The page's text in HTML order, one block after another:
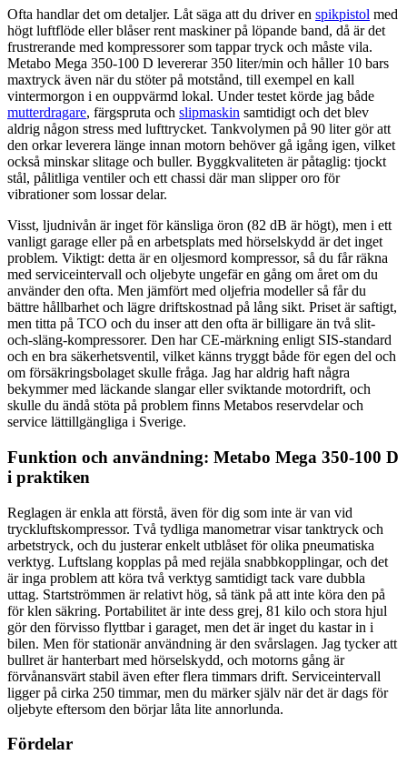
Ofta handlar det om detaljer. Låt säga att du driver en spikpistol med
högt luftflöde eller blåser rent maskiner på löpande band, då är det
frustrerande med kompressorer som tappar tryck och måste vila.
Metabo Mega 350-100 D levererar 350 liter/min och håller 10 bars
maxtryck även när du stöter på motstånd, till exempel en kall
vintermorgon i en ouppvärmd lokal. Under testet körde jag både
mutterdragare, färgspruta och slipmaskin samtidigt och det blev
aldrig någon stress med lufttrycket. Tankvolymen på 90 liter gör att
den orkar leverera länge innan motorn behöver gå igång igen, vilket
också minskar slitage och buller. Byggkvaliteten är påtaglig: tjockt
stål, pålitliga ventiler och ett chassi där man slipper oro för
vibrationer som lossar delar.
Visst, ljudnivån är inget för känsliga öron (82 dB är högt), men i ett
vanligt garage eller på en arbetsplats med hörselskydd är det inget
problem. Viktigt: detta är en oljesmord kompressor, så du får räkna
med serviceintervall och oljebyte ungefär en gång om året om du
använder den ofta. Men jämfört med oljefria modeller så får du
bättre hållbarhet och lägre driftskostnad på lång sikt. Priset är saftigt,
men titta på TCO och du inser att den ofta är billigare än två slit-
och-släng-kompressorer. Den har CE-märkning enligt SIS-standard
och en bra säkerhetsventil, vilket känns tryggt både för egen del och
om försäkringsbolaget skulle fråga. Jag har aldrig haft några
bekymmer med läckande slangar eller sviktande motordrift, och
skulle du ändå stöta på problem finns Metabos reservdelar och
service lättillgängliga i Sverige.
Funktion och användning: Metabo Mega 350-100 D
i praktiken
Reglagen är enkla att förstå, även för dig som inte är van vid
tryckluftskompressor. Två tydliga manometrar visar tanktryck och
arbetstryck, och du justerar enkelt utblåset för olika pneumatiska
verktyg. Luftslang kopplas på med rejäla snabbkopplingar, och det
är inga problem att köra två verktyg samtidigt tack vare dubbla
uttag. Startströmmen är relativt hög, så tänk på att inte köra den på
för klen säkring. Portabilitet är inte dess grej, 81 kilo och stora hjul
gör den förvisso flyttbar i garaget, men det är inget du kastar in i
bilen. Men för stationär användning är den svårslagen. Jag tycker att
bullret är hanterbart med hörselskydd, och motorns gång är
förvånansvärt stabil även efter flera timmars drift. Serviceintervall
ligger på cirka 250 timmar, men du märker själv när det är dags för
oljebyte eftersom den börjar låta lite annorlunda.
Fördelar